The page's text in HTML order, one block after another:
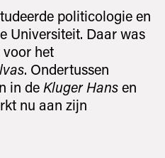
politicologie en
Universiteit. Daar was
het
. Ondertussen
in de Kluger Hansen
nu aan zijn